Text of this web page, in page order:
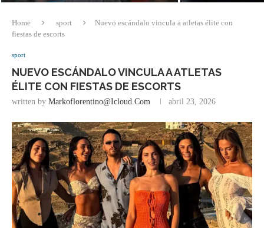
Home sport
Nuevo escándalo vincula a atletas élite con
fiestas de escorts
sport
NUEVO ESCÁNDALO VINCULA A ATLETAS
ÉLITE CON FIESTAS DE ESCORTS
written by Markoflorentino@icloud.com abril 23, 2026